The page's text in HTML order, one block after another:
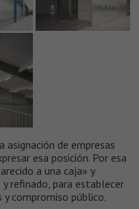
asignación de empresas
esa posición. Por esa
a una caja» y
refinado, para establecer
compromiso público.